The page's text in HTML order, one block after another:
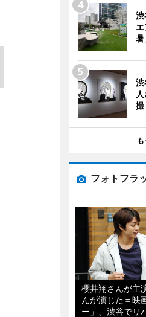
渋
暑
渋
撮
フォトフラ
櫻井翔さんが主
んが演じた＝映
ー」、渋谷でリ